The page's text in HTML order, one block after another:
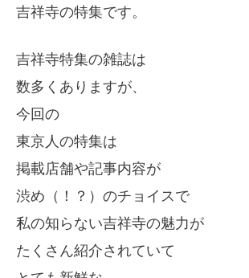
吉祥寺の特集です。
吉祥寺特集の雑誌は
数多くありますが、
今回の
東京人の特集は
掲載店舗や記事内容が
渋め（！？）のチョイスで
私の知らない吉祥寺の魅力が
たくさん紹介されていて